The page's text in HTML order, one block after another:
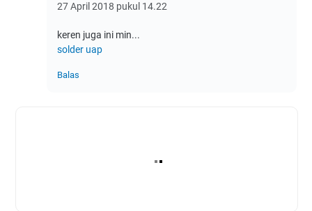
27 April 2018 pukul 14.22
keren juga ini min...
solder uap
Balas